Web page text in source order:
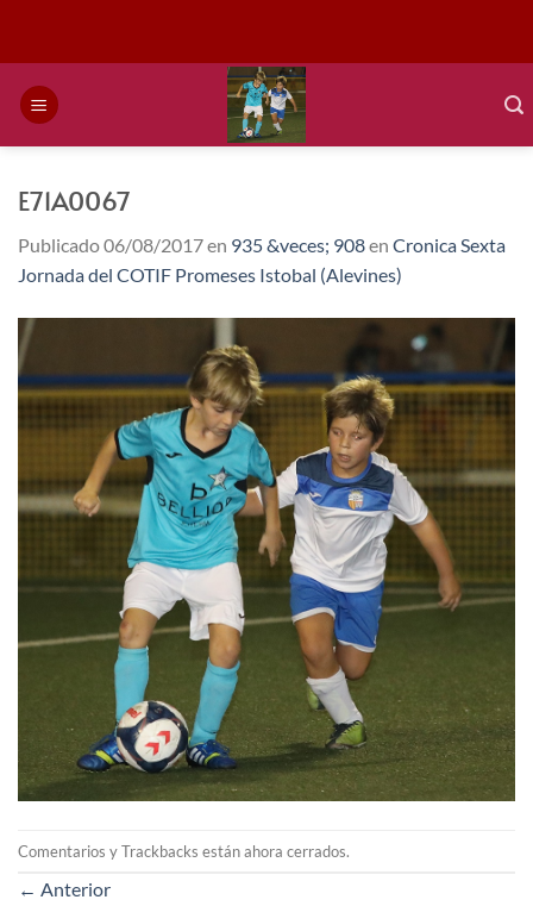
E71A0067
Publicado06/08/2017en 935 &veces; 908en Cronica Sexta
Jornada del COTIF Promeses Istobal (Alevines)
Comentarios y Trackbacks están ahora cerrados.
← Anterior